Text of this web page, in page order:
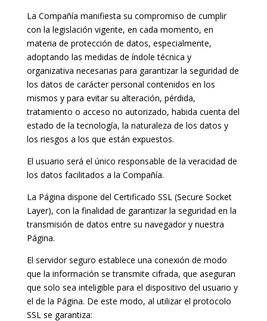
La Compañía manifiesta su compromiso de cumplir
con la legislación vigente, en cada momento, en
materia de protección de datos, especialmente,
adoptando las medidas de índole técnica y
organizativa necesarias para garantizar la seguridad de
los datos de carácter personal contenidos en los
mismos y para evitar su alteración, pérdida,
tratamiento o acceso no autorizado, habida cuenta del
estado de la tecnología, la naturaleza de los datos y
los riesgos a los que están expuestos.
El usuario será el único responsable de la veracidad de
los datos facilitados a la Compañía.
La Página dispone del Certificado SSL (Secure Socket
Layer), con la finalidad de garantizar la seguridad en la
transmisión de datos entre su navegador y nuestra
Página.
El servidor seguro establece una conexión de modo
que la información se transmite cifrada, que aseguran
que solo sea inteligible para el dispositivo del usuario y
el de la Página. De este modo, al utilizar el protocolo
SSL se garantiza: